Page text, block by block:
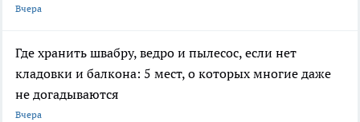
Вчера
Где хранить швабру, ведро и пылесос, если нет
кладовки и балкона: 5 мест, о которых многие даже
не догадываются
Вчера